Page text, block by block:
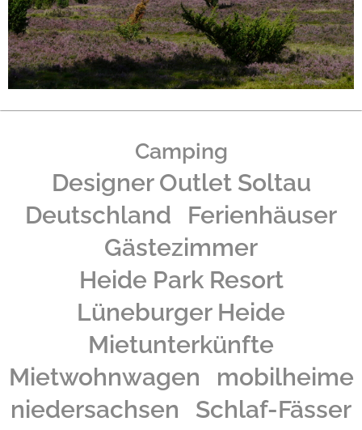
Camping
Designer Outlet Soltau
Deutschland
Ferienhäuser
Gästezimmer
Heide Park Resort
Lüneburger Heide
Mietunterkünfte
Mietwohnwagen
mobilheime
niedersachsen
Schlaf-Fässer